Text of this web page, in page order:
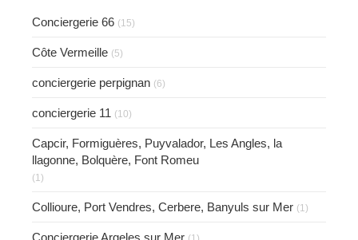
Conciergerie 66 (15)
Côte Vermeille (5)
conciergerie perpignan (6)
conciergerie 11 (10)
Capcir, Formiguères, Puyvalador, Les Angles, la
llagonne, Bolquère, Font Romeu
(1)
Collioure, Port Vendres, Cerbere, Banyuls sur Mer (1)
Conciergerie Argeles sur Mer